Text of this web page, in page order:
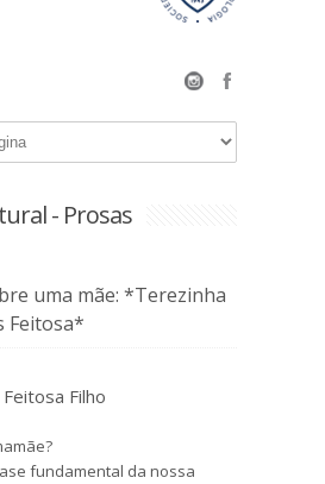
- Prosas
uma mãe: *Terezinha
Feitosa*
Filho
fundamental da nossa